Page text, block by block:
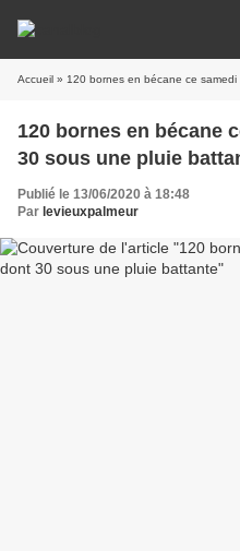
Accueil » 120 bornes en bécane ce
120 bornes en bécane
30 sous une pluie
Publié le 13/06/2020 à 18:48
Par levieuxpalmeur